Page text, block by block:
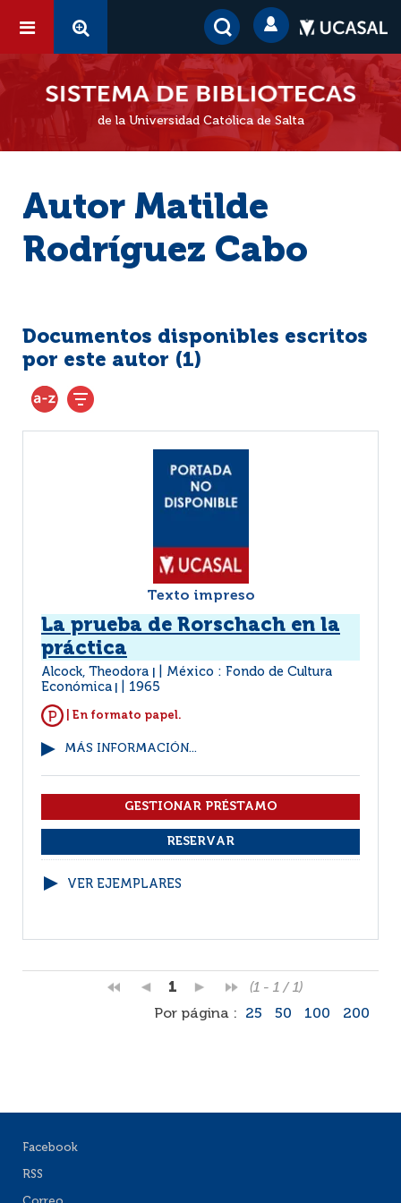
de la Universidad Católica de Salta
Autor Matilde
Rodríguez Cabo
Documentos disponibles escritos
por este autor (1)
Texto impreso
La prueba de Rorschach en la
práctica
Alcock, Theodora
México : Fondo de Cultura
Económica
1965
| En formato papel.
MÁS INFORMACIÓN...
VER EJEMPLARES
1
(1 - 1 / 1)
Por página :
25 50 100 200
Facebook
RSS